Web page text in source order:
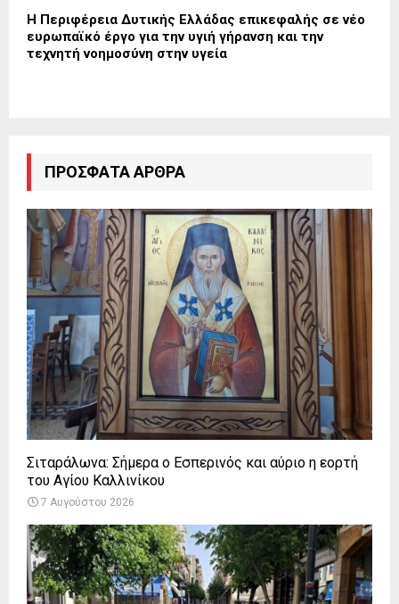
Η Περιφέρεια Δυτικής Ελλάδας επικεφαλής σε νέο
ευρωπαϊκό έργο για την υγιή γήρανση και την
τεχνητή νοημοσύνη στην υγεία
ΠΡΌΣΦΑΤΑ ΆΡΘΡΑ
Σιταράλωνα: Σήμερα ο Εσπερινός και αύριο η εορτή
του Αγίου Καλλινίκου
7 Αυγούστου 2026